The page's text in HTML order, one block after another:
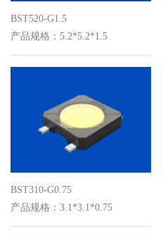
BST520-G1.5
产品规格：5.2*5.2*1.5
BST310-G0.75
产品规格：3.1*3.1*0.75